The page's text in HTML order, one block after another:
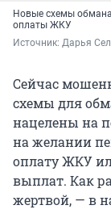
Новые схемы
оплаты ЖКУ
Источник: Дарья
Сейчас
схемы для
нацелены на
на желании
оплату ЖКУ
выплат. Как
жертвой, — в